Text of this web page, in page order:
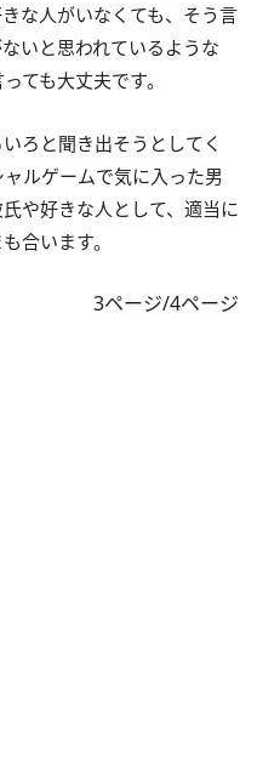
な人がいなくても、そう言
いと思われているような
ても大丈夫です。
ろと聞き出そうとしてく
ルゲームで気に入った男
や好きな人として、適当に
合います。
3ページ/4ページ